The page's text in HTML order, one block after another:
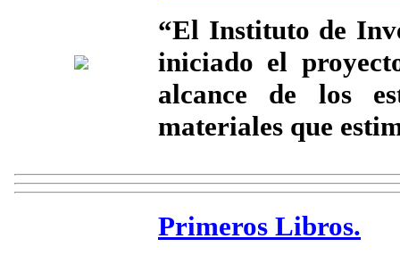
“El Instituto de
iniciado el
alcance de los
materiales que
Primeros Libros.